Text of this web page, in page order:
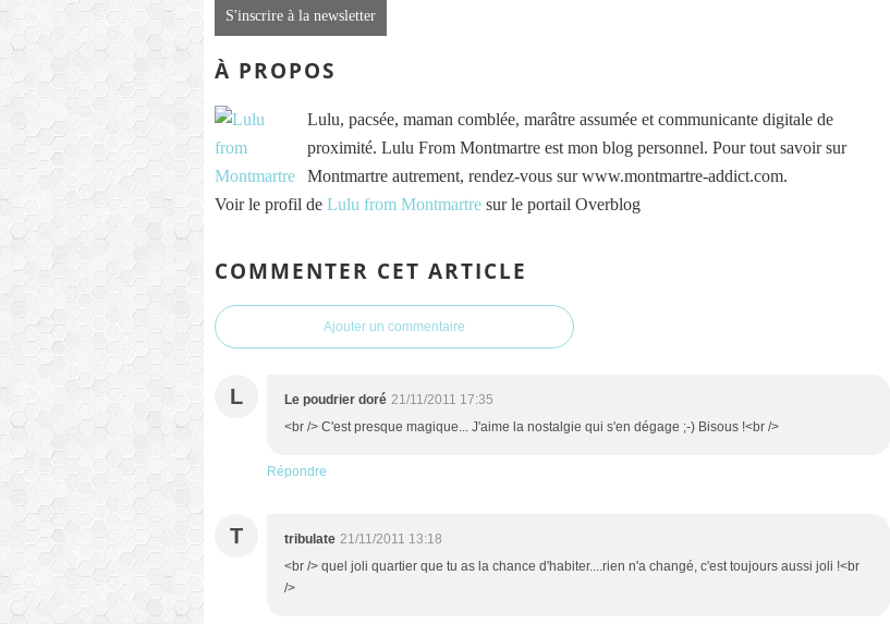
S'inscrire à la newsletter
À PROPOS
Lulu, pacsée, maman comblée, marâtre assumée et communicante digitale de
proximité. Lulu From Montmartre est mon blog personnel. Pour tout savoir sur
Montmartre autrement, rendez-vous sur www.montmartre-addict.com.
Voir le profil de Lulu from Montmartre sur le portail Overblog
COMMENTER CET ARTICLE
Ajouter un commentaire
L Le poudrier doré 21/11/2011 17:35
<br /> C'est presque magique... J'aime la nostalgie qui s'en dégage ;-) Bisous !<br />
Répondre
T tribulate 21/11/2011 13:18
<br /> quel joli quartier que tu as la chance d'habiter....rien n'a changé, c'est toujours aussi joli !<br
/>